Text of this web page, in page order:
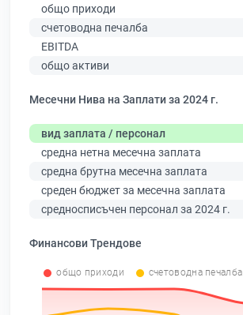
общо приходи
счетоводна печалба
EBITDA
общо активи
Месечни Нива на Заплати за 2024 г.
вид заплата / персонал
средна нетна месечна заплата
средна брутна месечна заплата
среден бюджет за месечна заплата
средносписъчен персонал за 2024 г.
Финансови Трендове
общо приходи счетоводна печалба